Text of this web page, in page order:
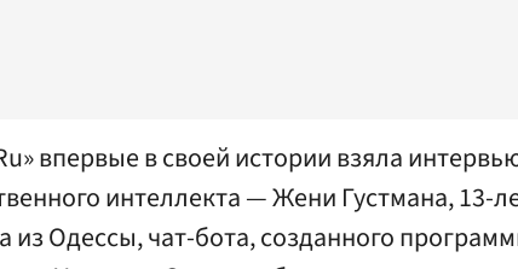
впервые в своей истории взяла
интеллекта — Жени Густмана, 13-
из Одессы, чат-бота, созданного